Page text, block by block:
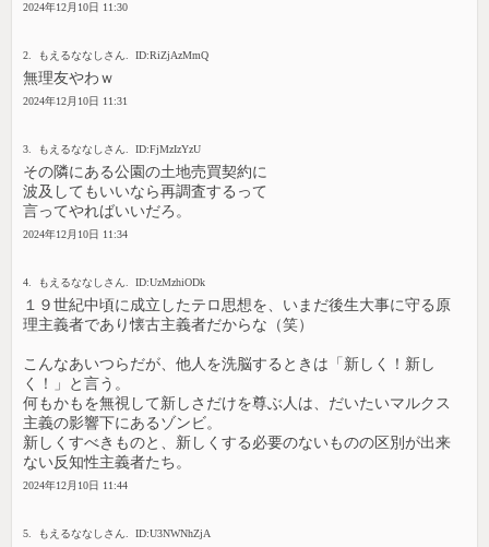
2024年12月10日 11:30
2. もえるななしさん. ID:RiZjAzMmQ
無理友やわｗ
2024年12月10日 11:31
3. もえるななしさん. ID:FjMzIzYzU
その隣にある公園の土地売買契約に
波及してもいいなら再調査するって
言ってやればいいだろ。
2024年12月10日 11:34
4. もえるななしさん. ID:UzMzhiODk
１９世紀中頃に成立したテロ思想を、いまだ後生大事に守る原
理主義者であり懐古主義者だからな（笑）
こんなあいつらだが、他人を洗脳するときは「新しく！新し
く！」と言う。
何もかもを無視して新しさだけを尊ぶ人は、だいたいマルクス
主義の影響下にあるゾンビ。
新しくすべきものと、新しくする必要のないものの区別が出来
ない反知性主義者たち。
2024年12月10日 11:44
5. もえるななしさん. ID:U3NWNhZjA